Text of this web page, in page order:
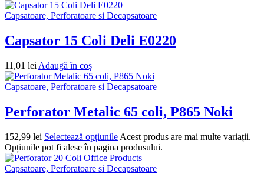
Capsatoare, Perforatoare si Decapsatoare
Capsator 15 Coli Deli E0220
11,01 lei Adaugă în coș
Capsatoare, Perforatoare si Decapsatoare
Perforator Metalic 65 coli, P865 Noki
152,99 lei Selectează opțiunile Acest produs are mai multe variații.
Opțiunile pot fi alese în pagina produsului.
Capsatoare, Perforatoare si Decapsatoare